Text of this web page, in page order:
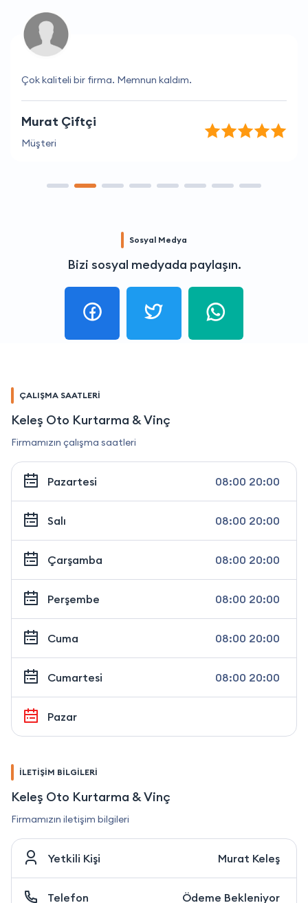
Çok kaliteli bir firma. Memnun kaldım.
Murat Çiftçi
Müşteri
Sosyal Medya
Bizi sosyal medyada paylaşın.
ÇALIŞMA SAATLERİ
Keleş Oto Kurtarma & Vinç
Firmamızın çalışma saatleri
Pazartesi 08:00 20:00
Salı 08:00 20:00
Çarşamba 08:00 20:00
Perşembe 08:00 20:00
Cuma 08:00 20:00
Cumartesi 08:00 20:00
Pazar
İLETİŞİM BİLGİLERİ
Keleş Oto Kurtarma & Vinç
Firmamızın iletişim bilgileri
Yetkili Kişi Murat Keleş
Telefon Ödeme Bekleniyor